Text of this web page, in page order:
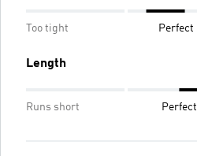
Too tight Perfect
Length
Runs short Perfect